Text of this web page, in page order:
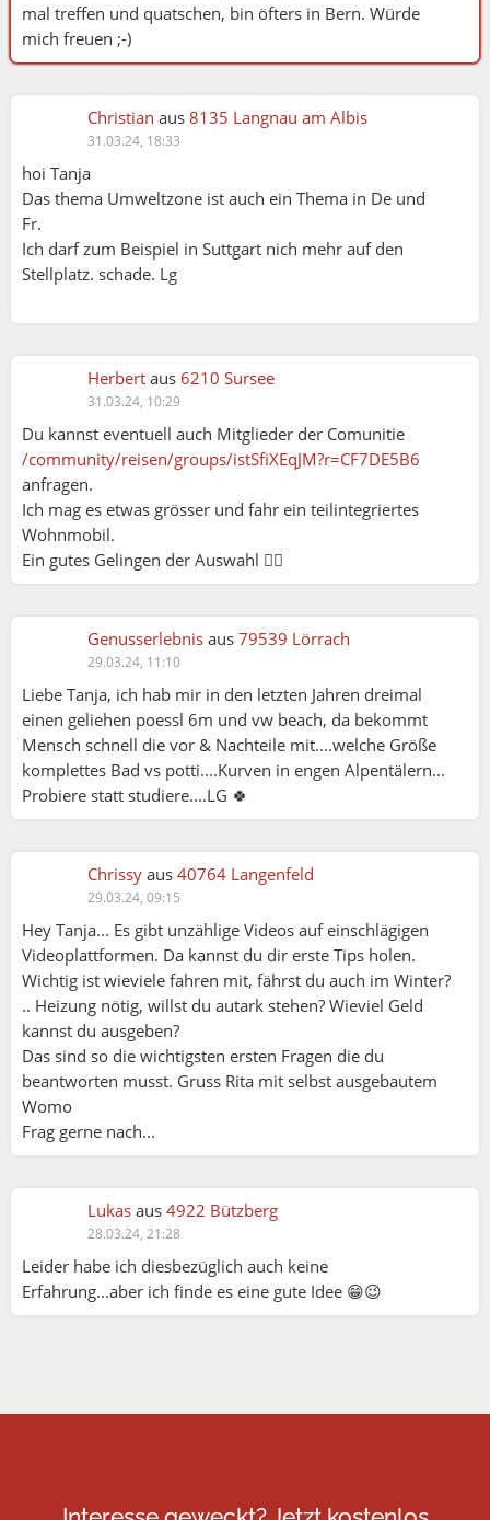
mal treffen und quatschen, bin öfters in Bern. Würde
mich freuen ;-)
Christian aus 8135 Langnau am Albis
31.03.24, 18:33
hoi Tanja
Das thema Umweltzone ist auch ein Thema in De und
Fr.
Ich darf zum Beispiel in Suttgart nich mehr auf den
Stellplatz. schade. Lg
Herbert aus 6210 Sursee
31.03.24, 10:29
Du kannst eventuell auch Mitglieder der Comunitie
/community/reisen/groups/istSfiXEqJM?r=CF7DE5B6
anfragen.
Ich mag es etwas grösser und fahr ein teilintegriertes
Wohnmobil.
Ein gutes Gelingen der Auswahl 👍🏻
Genusserlebnis aus 79539 Lörrach
29.03.24, 11:10
Liebe Tanja, ich hab mir in den letzten Jahren dreimal
einen geliehen poessl 6m und vw beach, da bekommt
Mensch schnell die vor & Nachteile mit....welche Größe
komplettes Bad vs potti....Kurven in engen Alpentälern...
Probiere statt studiere....LG 🍀
Chrissy aus 40764 Langenfeld
29.03.24, 09:15
Hey Tanja... Es gibt unzählige Videos auf einschlägigen
Videoplattformen. Da kannst du dir erste Tips holen.
Wichtig ist wieviele fahren mit, fährst du auch im Winter?
.. Heizung nötig, willst du autark stehen? Wieviel Geld
kannst du ausgeben?
Das sind so die wichtigsten ersten Fragen die du
beantworten musst. Gruss Rita mit selbst ausgebautem
Womo
Frag gerne nach...
Lukas aus 4922 Bützberg
28.03.24, 21:28
Leider habe ich diesbezüglich auch keine
Erfahrung...aber ich finde es eine gute Idee 😁😉